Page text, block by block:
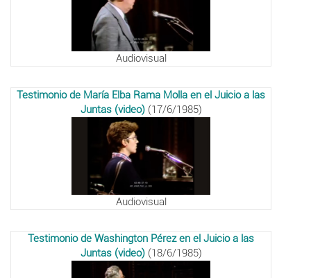
Audiovisual
Testimonio de María Elba Rama Molla en el Juicio a las
Juntas (video)(17/6/1985)
Audiovisual
Testimonio de Washington Pérez en el Juicio a las
Juntas (video)(18/6/1985)